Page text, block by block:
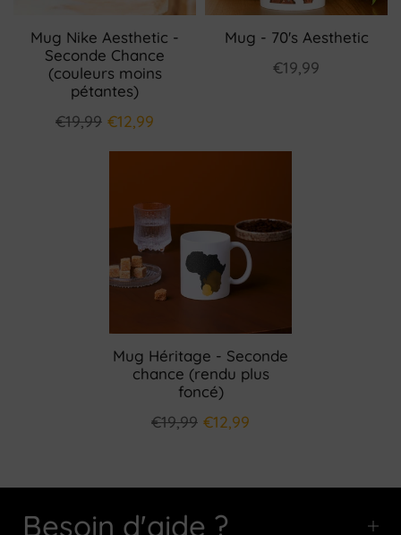
Mug Nike Aesthetic -
Seconde Chance
(couleurs moins
pétantes)
€19,99 €12,99
Mug - 70's Aesthetic
€19,99
Mug Héritage - Seconde
chance (rendu plus
foncé)
€19,99 €12,99
Besoin d'aide ?